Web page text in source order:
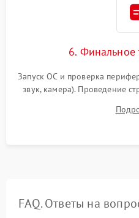
6. Финальное
Запуск ОС и проверка
звук, камера). Проведение
для контроля
системы под
FAQ. Ответы на